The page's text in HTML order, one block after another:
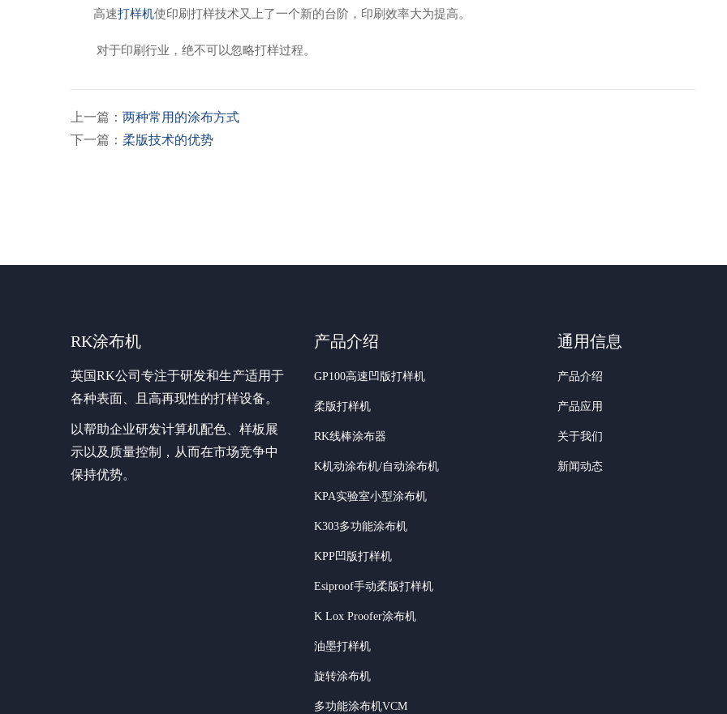
高速打样机使印刷打样技术又上了一个新的台阶，印刷效率大为提高。
对于印刷行业，绝不可以忽略打样过程。
上一篇： 两种常用的涂布方式
下一篇： 柔版技术的优势
RK涂布机
英国RK公司专注于研发和生产适用于
各种表面、且高再现性的打样设备。
以帮助企业研发计算机配色、样板展
示以及质量控制，从而在市场竞争中
保持优势。
产品介绍
GP100高速凹版打样机
柔版打样机
RK线棒涂布器
K机动涂布机/自动涂布机
KPA实验室小型涂布机
K303多功能涂布机
KPP凹版打样机
Esiproof手动柔版打样机
K Lox Proofer涂布机
油墨打样机
旋转涂布机
多功能涂布机VCM
通用信息
产品介绍
产品应用
关于我们
新闻动态